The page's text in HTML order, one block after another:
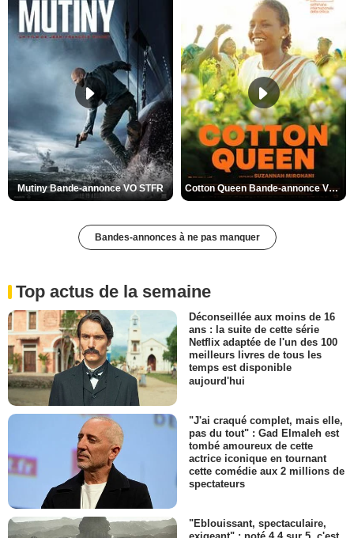
Mutiny Bande-annonce VO STFR Cotton Queen Bande-annonce VO STFR
Bandes-annonces à ne pas manquer
Top actus de la semaine
Déconseillée aux moins de 16
ans : la suite de cette série
Netflix adaptée de l'un des 100
meilleurs livres de tous les
temps est disponible
aujourd'hui
"J'ai craqué complet, mais elle,
pas du tout" : Gad Elmaleh est
tombé amoureux de cette
actrice iconique en tournant
cette comédie aux 2 millions de
spectateurs
"Eblouissant, spectaculaire,